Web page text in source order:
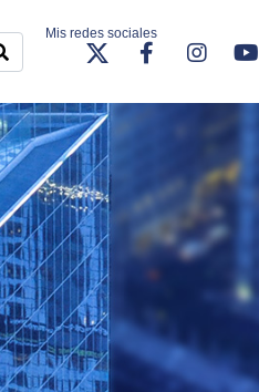
Mis redes sociales